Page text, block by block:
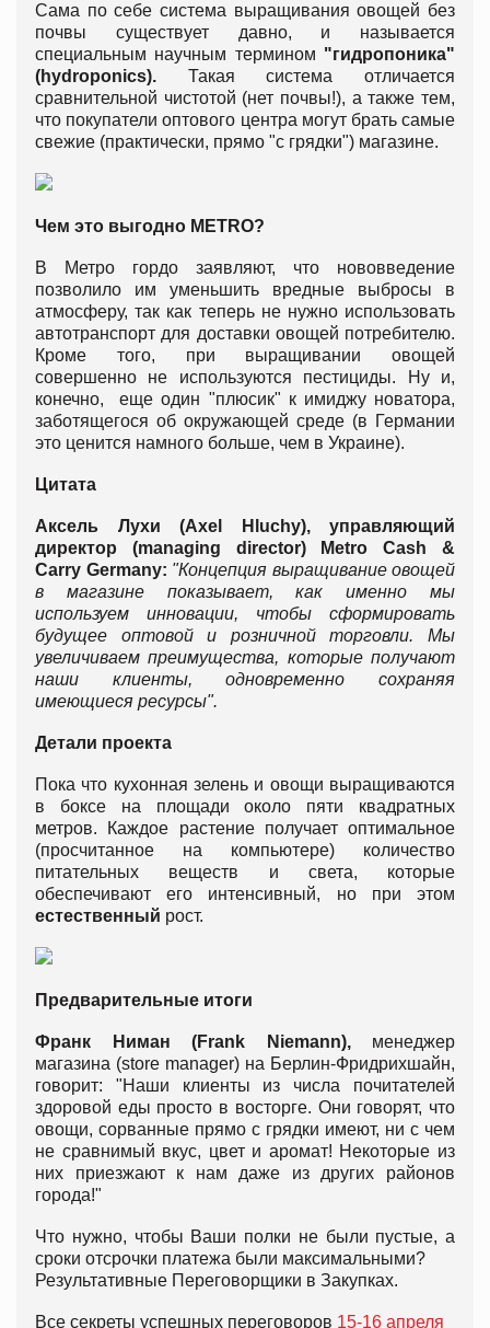
Сама по себе система выращивания овощей без
почвы существует давно, и называется
специальным научным термином "гидропоника"
(hydroponics). Такая система отличается
сравнительной чистотой (нет почвы!), а также тем,
что покупатели оптового центра могут брать самые
свежие (практически, прямо "с грядки") магазине.
Чем это выгодно METRO?
В Метро гордо заявляют, что нововведение
позволило им уменьшить вредные выбросы в
атмосферу, так как теперь не нужно использовать
автотранспорт для доставки овощей потребителю.
Кроме того, при выращивании овощей
совершенно не используются пестициды. Ну и,
конечно, еще один "плюсик" к имиджу новатора,
заботящегося об окружающей среде (в Германии
это ценится намного больше, чем в Украине).
Цитата
Аксель Лухи (Axel Hluchy), управляющий
директор (managing director) MetroCash &
Carry Germany: "Концепция выращивание овощей
в магазине показывает, как именно мы
используем инновации, чтобы сформировать
будущее оптовой и розничной торговли. Мы
увеличиваем преимущества, которые получают
наши клиенты, одновременно сохраняя
имеющиеся ресурсы".
Детали проекта
Пока что кухонная зелень и овощи выращиваются
в боксе на площади около пяти квадратных
метров. Каждое растение получает оптимальное
(просчитанное на компьютере) количество
питательных веществ и света, которые
обеспечивают его интенсивный, но при этом
естественный рост.
Предварительные итоги
Франк Ниман (Frank Niemann),менеджер
магазина (store manager) на Берлин-Фридрихшайн,
говорит: "Наши клиенты из числа почитателей
здоровой еды просто в восторге. Они говорят, что
овощи, сорванные прямо с грядки имеют, ни с чем
не сравнимый вкус, цвет и аромат! Некоторые из
них приезжают к нам даже из других районов
города!"
Что нужно, чтобы Ваши полки не были пустые, а
сроки отсрочки платежа были максимальными?
Результативные Переговорщики в Закупках.
Все секреты успешных переговоров 15-16 апреля